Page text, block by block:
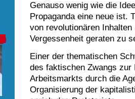
Genauso wenig wie die
Propaganda eine neue ist.
von revolutionären
Vergessenheit geraten zu
Einer der thematischen
des faktischen Zwangs zur
Arbeitsmarkts durch die
Organisierung der